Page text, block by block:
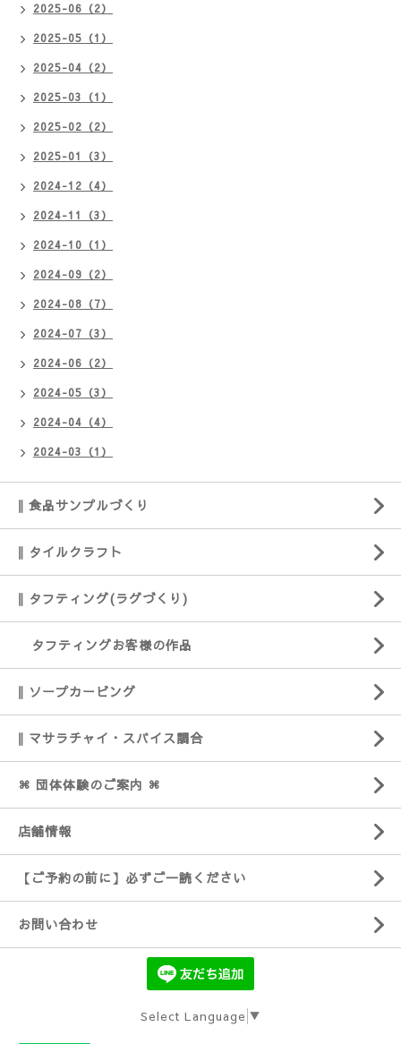
2025-06（2）
2025-05（1）
2025-04（2）
2025-03（1）
2025-02（2）
2025-01（3）
2024-12（4）
2024-11（3）
2024-10（1）
2024-09（2）
2024-08（7）
2024-07（3）
2024-06（2）
2024-05（3）
2024-04（4）
2024-03（1）
‖ 食品サンプルづくり
‖ タイルクラフト
‖ タフティング(ラグづくり)
タフティングお客様の作品
‖ ソープカービング
‖ マサラチャイ・スパイス調合
⌘ 団体体験のご案内 ⌘
店舗情報
【ご予約の前に】必ずご一読ください
お問い合わせ
Select Language ▼